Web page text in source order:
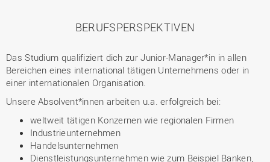
BERUFSPERSPEKTIVEN
Das Studium qualifiziert dich zur Junior-Manager*in in allen
Bereichen eines international tätigen Unternehmens oder in
einer internationalen Organisation.
Unsere Absolvent*innen arbeiten u.a. erfolgreich bei:
weltweit tätigen Konzernen wie regionalen Firmen
Industrieunternehmen
Handelsunternehmen
Dienstleistungsunternehmen wie zum Beispiel Banken,